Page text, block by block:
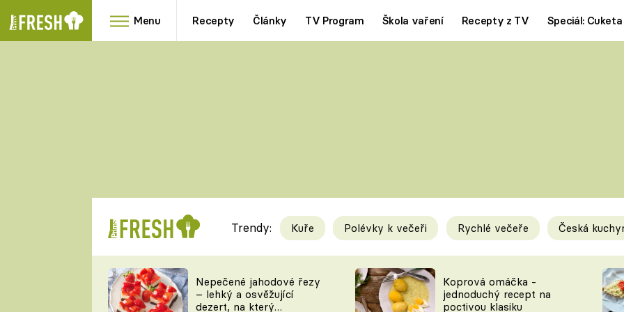
Menu Recepty Články TV Program Škola vaření Recepty z TV Speciál: Cuketa
RYCHLOVKY
Videorecepty
TEĎ VAŘÍ ŠÉF!
Tipy a triky
KAM ZA JÍDLEM
Trendy: Kuře Polévky k večeři Rychlé večeře Česká
Nepečené jahodové řezy
– lehký a osvěžující
dezert, na který
Koprová omáčka -
jednoduchý recept na
poctivou klasiku